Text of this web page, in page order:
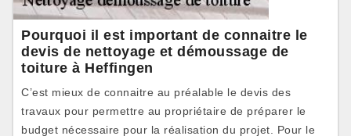
Pourquoi il est important de connaitre le
devis de nettoyage et démoussage de
toiture à Heffingen
C’est mieux de connaitre au préalable le devis des
travaux pour permettre au propriétaire de préparer le
budget nécessaire pour la réalisation du projet. Pour le